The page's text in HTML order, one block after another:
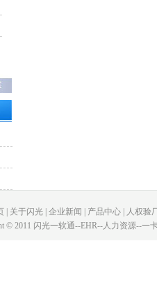
关于闪光 企业新闻 产品中心
人权验
© 2011 闪光一软通--EHR--人力资源--一